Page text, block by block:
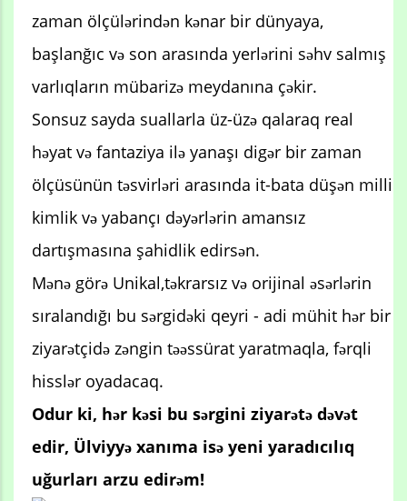
zaman ölçülərindən kənar bir dünyaya,
başlanğıc və son arasında yerlərini səhv salmış
varlıqların mübarizə meydanına çəkir.
Sonsuz sayda suallarla üz-üzə qalaraq real
həyat və fantaziya ilə yanaşı digər bir zaman
ölçüsünün təsvirləri arasında it-bata düşən milli
kimlik və yabançı dəyərlərin amansız
dartışmasına şahidlik edirsən.
Mənə görə Unikal,təkrarsız və orijinal əsərlərin
sıralandığı bu sərgidəki qeyri - adi mühit hər bir
ziyarətçidə zəngin təəssürat yaratmaqla, fərqli
hisslər oyadacaq.
Odur ki, hər kəsi bu sərgini ziyarətə dəvət
edir, Ülviyyə xanıma isə yeni yaradıcılıq
uğurları arzu edirəm!